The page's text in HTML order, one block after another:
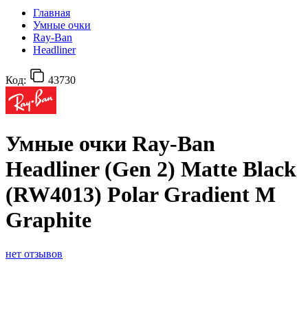
Главная
Умные очки
Ray-Ban
Headliner
Код: 43730
Умные очки Ray-Ban
Headliner (Gen 2) Matte Black
(RW4013) Polar Gradient M
Graphite
нет отзывов